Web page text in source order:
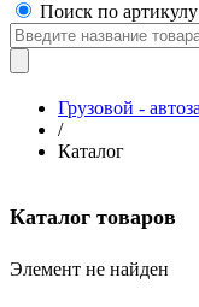
Поиск по артикулу
Грузовой -
/
Каталог
Каталог товаров
Элемент не найден